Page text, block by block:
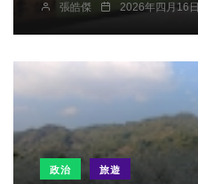
張皓傑 2026年四月16日
政治 旅遊